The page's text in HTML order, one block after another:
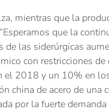
mientras que la
que la
las siderúrgicas
con restricciones
el 2018 y un 10% en
china de acero de
por la fuerte